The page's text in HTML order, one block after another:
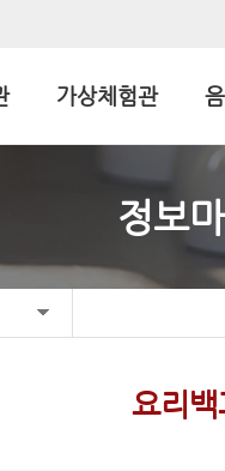
가상체험관
정보
요리백